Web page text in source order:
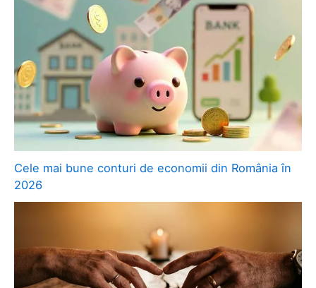
Cele mai bune conturi de economii din România în
2026